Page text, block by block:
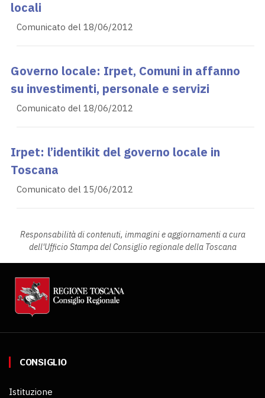
locali
Comunicato del 18/06/2012
Governo locale: Irpet, Comuni in affanno
su investimenti, personale e servizi
Comunicato del 18/06/2012
Irpet: l’identikit del governo locale in
Toscana
Comunicato del 15/06/2012
Responsabilità di contenuti, immagini e aggiornamenti a cura
dell'Ufficio Stampa del Consiglio regionale della Toscana
CONSIGLIO
Istituzione